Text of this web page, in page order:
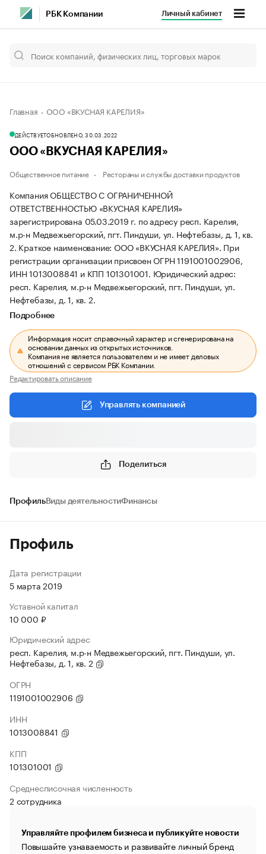
РБК Компании Личный кабинет
Главная ООО «ВКУСНАЯ КАРЕЛИЯ»
ДЕЙСТВУЕТОБНОВЛЕНО, 30.03.2022
ООО «ВКУСНАЯ КАРЕЛИЯ»
Общественное питание Рестораны и службы доставки продуктов
Компания ОБЩЕСТВО С ОГРАНИЧЕННОЙ
ОТВЕТСТВЕННОСТЬЮ «ВКУСНАЯ КАРЕЛИЯ»
зарегистрирована 05.03.2019 г. по адресу респ. Карелия,
м.р-н Медвежьегорский, пгт. Пиндуши, ул. Нефтебазы, д. 1, кв.
2. Краткое наименование: ООО «ВКУСНАЯ КАРЕЛИЯ». При
регистрации организации присвоен ОГРН 1191001002906,
ИНН 1013008841 и КПП 101301001. Юридический адрес:
респ. Карелия, м.р-н Медвежьегорский, пгт. Пиндуши, ул.
Нефтебазы, д. 1, кв. 2.
Подробнее
Информация носит справочный характер и сгенерирована на
основании данных из открытых источников.
Компания не является пользователем и не имеет деловых
отношений с сервисом РБК Компании.
Редактировать описание
Управлять компанией
Поделиться
ПрофильВиды деятельностиФинансы
Профиль
Дата регистрации
5 марта 2019
Уставной капитал
10 000 ₽
Юридический адрес
респ. Карелия, м.р-н Медвежьегорский, пгт. Пиндуши, ул.
Нефтебазы, д. 1, кв. 2
ОГРН
1191001002906
ИНН
1013008841
КПП
101301001
Среднесписочная численность
2 сотрудника
Управляйте профилем бизнеса и публикуйте новости
Повышайте узнаваемость и развивайте личный бренд